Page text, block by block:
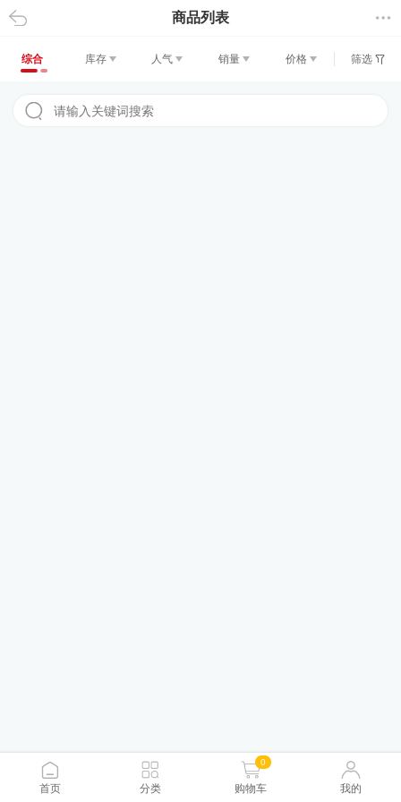
返回 商品列表
综合 库存 人气 销量 价格 筛选
首页 分类
0
购物车 我的